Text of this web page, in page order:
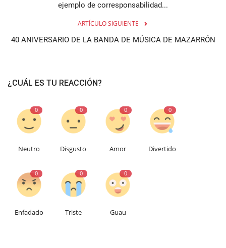
ejemplo de corresponsabilidad...
ARTÍCULO SIGUIENTE
40 ANIVERSARIO DE LA BANDA DE MÚSICA DE MAZARRÓN
¿CUÁL ES TU REACCIÓN?
0
Neutro
0
Disgusto
0
Amor
0
Divertido
0
Enfadado
0
Triste
0
Guau